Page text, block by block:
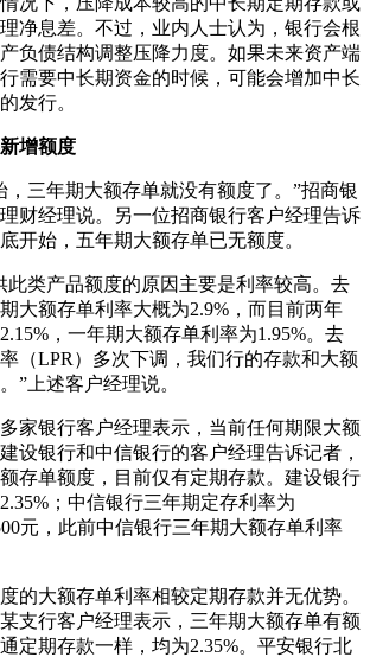
净息差。不过，业内人士认为，银行会根
负债结构调整压降力度。如果未来资产端
需要中长期资金的时候，可能会增加中长
发行。
增额度
三年期大额存单就没有额度了。”招商银
财经理说。另一位招商银行客户经理告诉
开始，五年期大额存单已无额度。
类产品额度的原因主要是利率较高。去
大额存单利率大概为2.9%，而目前两年
，一年期大额存单利率为1.95%。去
（LPR）多次下调，我们行的存款和大额
”上述客户经理说。
银行客户经理表示，当前任何期限大额
设银行和中信银行的客户经理告诉记者，
存单额度，目前仅有定期存款。建设银行
；中信银行三年期定存利率为
元，此前中信银行三年期大额存单利率
大额存单利率相较定期存款并无优势。
支行客户经理表示，三年期大额存单有额
定期存款一样，均为2.35%。平安银行北